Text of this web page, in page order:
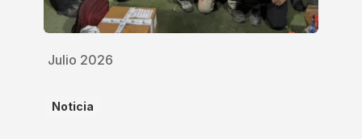
Julio 2026
Noticia